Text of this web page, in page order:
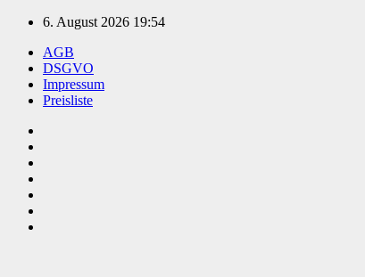
Zum
springen
6. August 2026 19:54
AGB
DSGVO
Impressum
Preisliste